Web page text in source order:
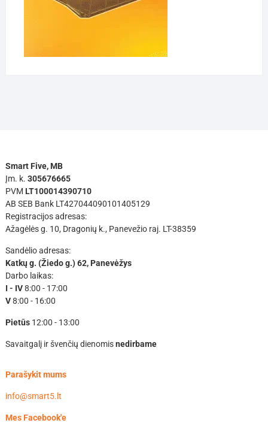
Smart Five, MB
Įm. k. 305676665
PVM LT100014390710
AB SEB Bank LT427044090101405129
Registracijos adresas:
Ažagėlės g. 10, Dragonių k., Panevežio raj. LT-38359
Sandėlio adresas:
Katkų g. (Žiedo g.) 62, Panevėžys
Darbo laikas:
I - IV8:00 - 17:00
V8:00 - 16:00
Pietūs12:00 - 13:00
Savaitgalį ir švenčių dienomisnedirbame
Parašykit mums
info@smart5.lt
Mes Facebook'e